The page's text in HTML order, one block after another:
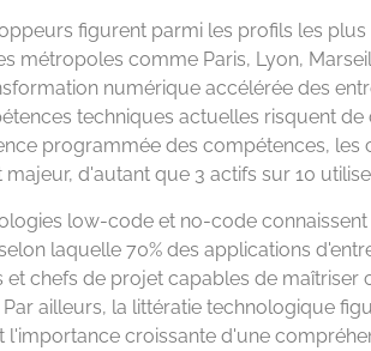
figurent parmi les profils les
métropoles comme Paris, Lyon,
numérique accélérée des
techniques actuelles risquent
programmée des compétences, les
d'autant que 3 actifs sur 10
low-code et no-code
laquelle 70% des applications
et chefs de projet capables de
ailleurs, la littératie technologique
l'importance croissante d'une